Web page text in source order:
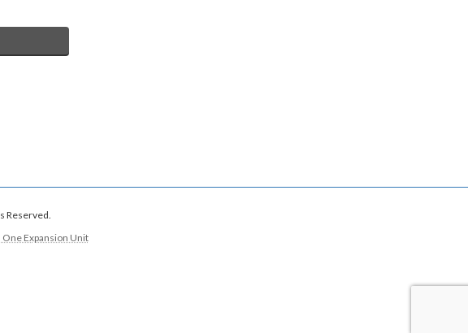
Reserved.
One Expansion Unit